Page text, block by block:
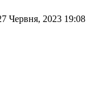
Червня, 2023 19:08